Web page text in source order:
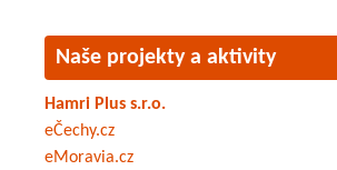
Naše projekty a aktivity
Hamri Plus s.r.o.
eČechy.cz
eMoravia.cz